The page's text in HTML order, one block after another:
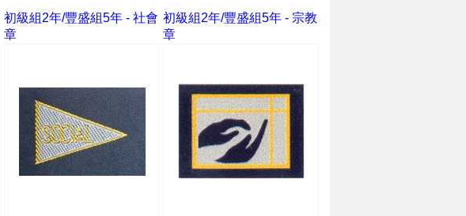
初級組2年/豐盛組5年 - 社會
章
初級組2年/豐盛組5年 - 宗教
章